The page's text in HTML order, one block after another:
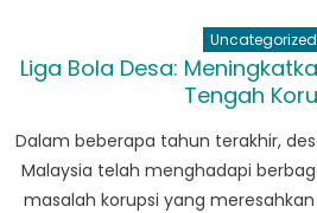
Uncategorized
Liga Bola Desa:
Tengah
Dalam beberapa tahun terakhir,
Malaysia telah menghadapi
masalah korupsi yang